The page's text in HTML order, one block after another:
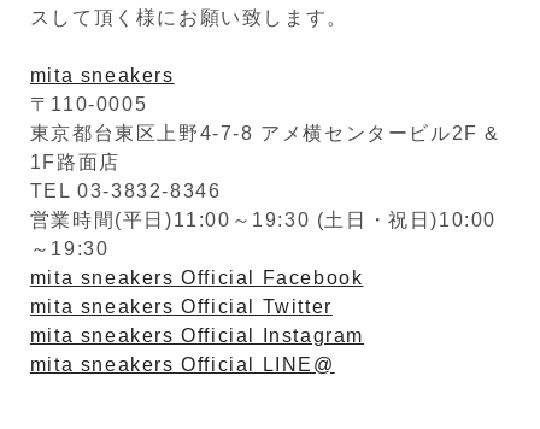
スして頂く様にお願い致します。
mita sneakers
〒110-0005
東京都台東区上野4-7-8 アメ横センタービル2F &
1F路面店
TEL 03-3832-8346
営業時間(平日)11:00～19:30 (土日・祝日)10:00
～19:30
mita sneakers Official Facebook
mita sneakers Official Twitter
mita sneakers Official Instagram
mita sneakers Official LINE@